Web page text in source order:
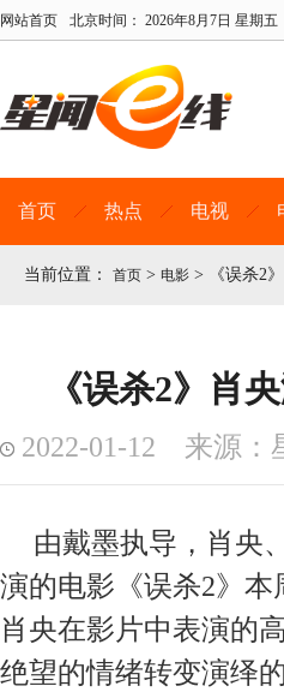
网站首页 北京时间： 2026年8月7日 星期五
首页 热点 电视
当前位置： 首页 > 电影 > 《误杀2
《误杀2》肖
2022-01-12 来源：
由戴墨执导，肖央
演的电影《误杀2》本
肖央在影片中表演的
绝望的情绪转变演绎